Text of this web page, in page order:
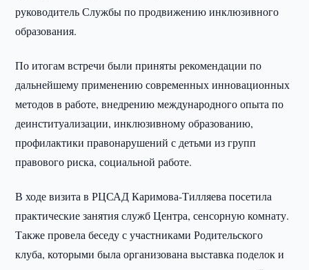
руководитель Службы по продвижению инклюзивного
образования.
По итогам встречи были приняты рекомендации по
дальнейшему применению современных инновационных
методов в работе, внедрению международного опыта по
деинституализации, инклюзивному образованию,
профилактики правонарушений с детьми из групп
правового риска, социальной работе.
В ходе визита в РЦСАД Каримова-Тилляева посетила
практические занятия служб Центра, сенсорную комнату.
Также провела беседу с участниками Родительского
клуба, которыми была организована выставка поделок и